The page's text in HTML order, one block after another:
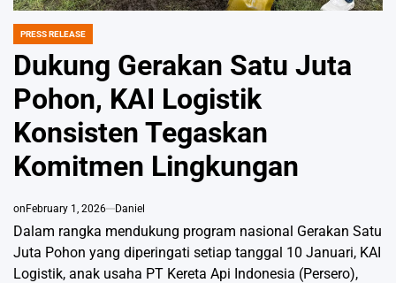
POSTED
PRESS RELEASE
Dukung Gerakan Satu Juta
Pohon, KAI Logistik
Konsisten Tegaskan
Komitmen Lingkungan
onFebruary 1, 2026 Daniel
Dalam rangka mendukung program nasional Gerakan Satu
Juta Pohon yang diperingati setiap tanggal 10 Januari, KAI
Logistik, anak usaha PT Kereta Api Indonesia (Persero),